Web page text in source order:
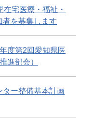
宅医療・福祉・
者を募集します
度第2回愛知県医
進部会）
ター整備基本計画